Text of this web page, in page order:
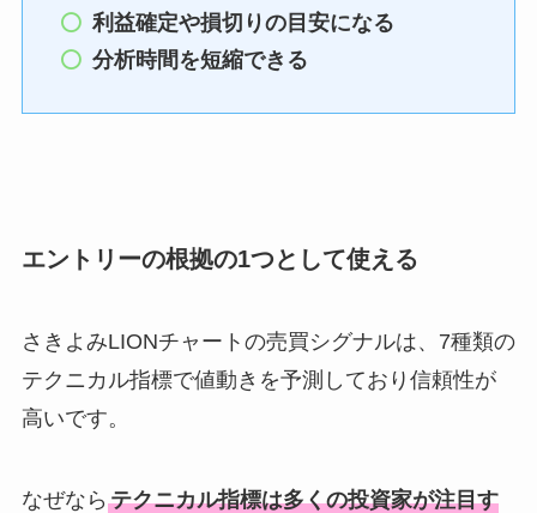
利益確定や損切りの目安になる
分析時間を短縮できる
エントリーの根拠の1つとして使える
さきよみLIONチャートの売買シグナルは、7種類の
テクニカル指標で値動きを予測しており信頼性が
高いです。
なぜなら テクニカル指標は多くの投資家が注目す